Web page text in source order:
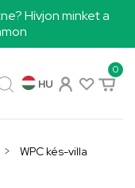
Hívjon minket a
0
HU
WPC kés-villa